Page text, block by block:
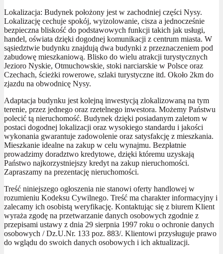
Lokalizacja: Budynek położony jest w zachodniej części Nysy.
Lokalizację cechuje spokój, wyizolowanie, cisza a jednocześnie
bezpieczna bliskość do podstawowych funkcji takich jak usługi,
handel, oświata dzięki dogodnej komunikacji z centrum miasta. W
sąsiedztwie budynku znajdują dwa budynki z przeznaczeniem pod
zabudowę mieszkaniową. Blisko do wielu atrakcji turystycznych
Jezioro Nyskie, Otmuchowskie, stoki narciarskie w Polsce oraz
Czechach, ścieżki rowerowe, szlaki turystyczne itd. Około 2km do
zjazdu na obwodnicę Nysy.
Adaptacja budynku jest kolejną inwestycją zlokalizowaną na tym
terenie, przez jednego oraz rzetelnego inwestora. Możemy Państwu
polecić tą nieruchomość. Budynek dzięki posiadanym zaletom w
postaci dogodnej lokalizacji oraz wysokiego standardu i jakości
wykonania gwarantuje zadowolenie oraz satysfakcję z mieszkania.
Mieszkanie idealne na zakup w celu wynajmu. Bezpłatnie
prowadzimy doradztwo kredytowe, dzięki któremu uzyskają
Państwo najkorzystniejszy kredyt na zakup nieruchomości.
Zapraszamy na prezentację nieruchomości.
Treść niniejszego ogłoszenia nie stanowi oferty handlowej w
rozumieniu Kodeksu Cywilnego. Treść ma charakter informacyjny i
zalecamy ich osobistą weryfikację. Kontaktując się z biurem Klient
wyraża zgodę na przetwarzanie danych osobowych zgodnie z
przepisami ustawy z dnia 29 sierpnia 1997 roku o ochronie danych
osobowych / Dz.U.Nr. 133 poz. 883/. Klientowi przysługuje prawo
do wglądu do swoich danych osobowych i ich aktualizacji.